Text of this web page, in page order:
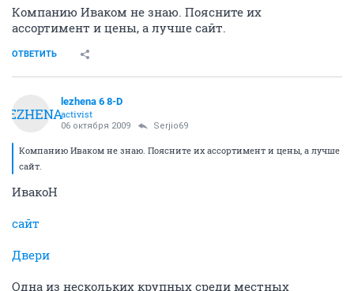
Компанию Иваком не знаю. Поясните их
ассортимент и цены, а лучше сайт.
ОТВЕТИТЬ
LEZHENA
lezhena 6 8-D
activist
06 октября 2009 Serjio69
Компанию Иваком не знаю. Поясните их ассортимент и цены, а лучше
сайт.
ИвакоН
сайт
Двери
Одна из нескольких крупных среди местных